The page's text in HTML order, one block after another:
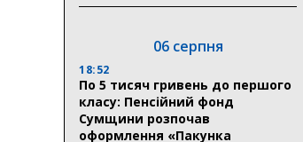
06 серпня
18:52
По 5 тисяч гривень до першого
класу: Пенсійний фонд
Сумщини розпочав
оформлення «Пакунка